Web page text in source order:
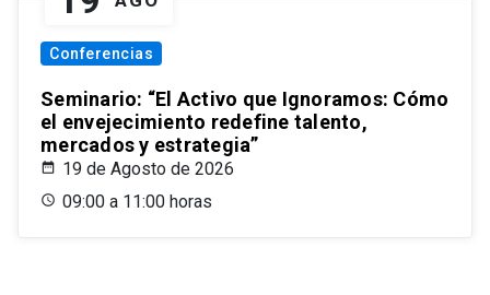
Conferencias
Seminario: “El Activo que Ignoramos: Cómo
el envejecimiento redefine talento,
mercados y estrategia”
19 de Agosto de 2026
09:00 a 11:00 horas